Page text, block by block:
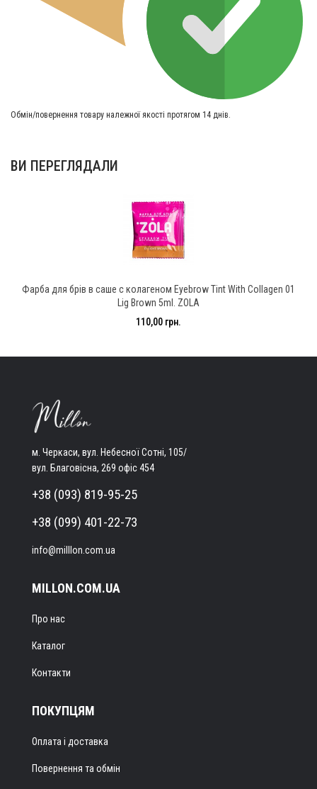
Обмін/повернення товару належної якості протягом 14 днів.
ВИ ПЕРЕГЛЯДАЛИ
Фарба для брів в саше с колагеном Eyebrow Tint With Collagen 01
Lig Brown 5ml. ZOLA
110,00 грн.
м. Черкаси, вул. Небесної Сотні, 105/
вул. Благовісна, 269 офіс 454
+38 (093) 819-95-25
+38 (099) 401-22-73
info@milllon.com.ua
MILLON.COM.UA
Про нас
Каталог
Контакти
ПОКУПЦЯМ
Оплата і доставка
Повернення та обмін